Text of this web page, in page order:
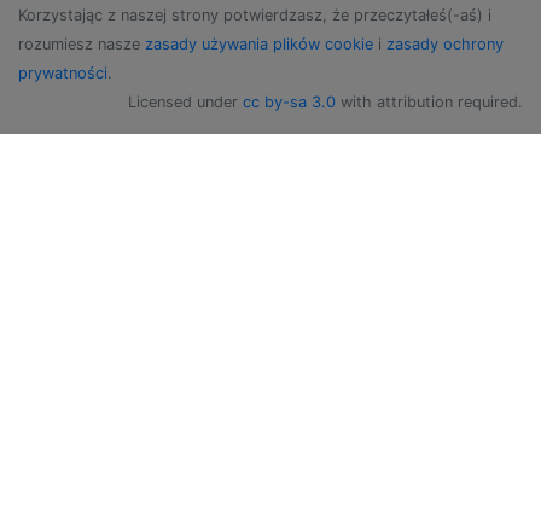
Korzystając z naszej strony potwierdzasz, że przeczytałeś(-aś) i
rozumiesz nasze zasady używania plików cookie i zasady ochrony
prywatności.
Licensed under cc by-sa 3.0 with attribution required.